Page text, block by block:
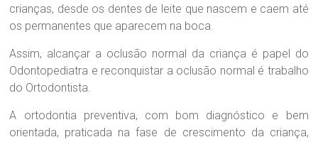
crianças, desde os dentes de leite que nascem e caem até
os permanentes que aparecem na boca.
Assim, alcançar a oclusão normal da criança é papel do
Odontopediatra e reconquistar a oclusão normal é trabalho
do Ortodontista.
A ortodontia preventiva, com bom diagnóstico e bem
orientada, praticada na fase de crescimento da criança,